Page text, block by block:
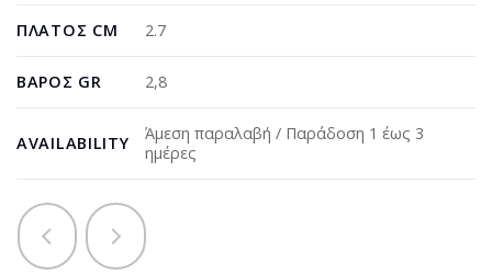
ΠΛΆΤΟΣ CM 2.7
ΒΆΡΟΣ GR 2,8
AVAILABILITY
Άμεση παραλαβή / Παράδοση 1 έως 3
ημέρες